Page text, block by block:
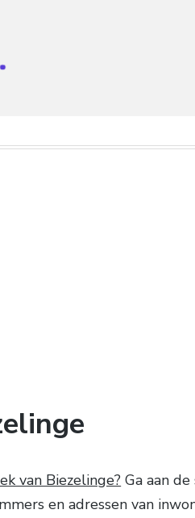
van Biezelinge? Ga aan
en adressen van